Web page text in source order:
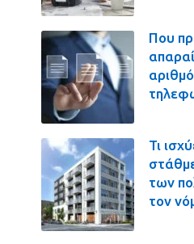
Που
Τι
των
τον